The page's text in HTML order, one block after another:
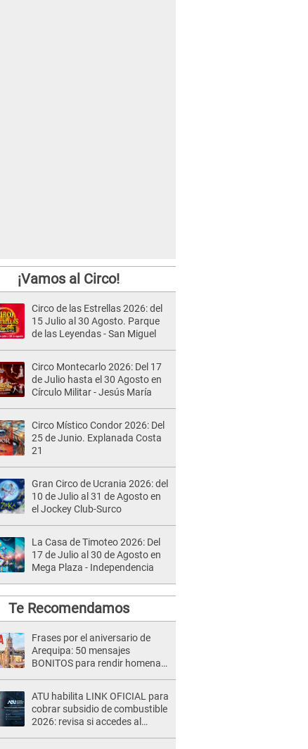
¡Vamos al Circo!
Circo de las Estrellas 2026: del
15 Julio al 30 Agosto. Parque
de las Leyendas - San Miguel
Circo Montecarlo 2026: Del 17
de Julio hasta el 30 Agosto en
Círculo Militar - Jesús María
Circo Místico Condor 2026: Del
25 de Junio. Explanada Costa
21
Gran Circo de Ucrania 2026: del
10 de Julio al 31 de Agosto en
el Jockey Club-Surco
La Casa de Timoteo 2026: Del
17 de Julio al 30 de Agosto en
Mega Plaza - Independencia
Te Recomendamos
Frases por el aniversario de
Arequipa: 50 mensajes
BONITOS para rendir homenaje
ATU habilita LINK OFICIAL para
cobrar subsidio de combustible
2026: revisa si accedes al